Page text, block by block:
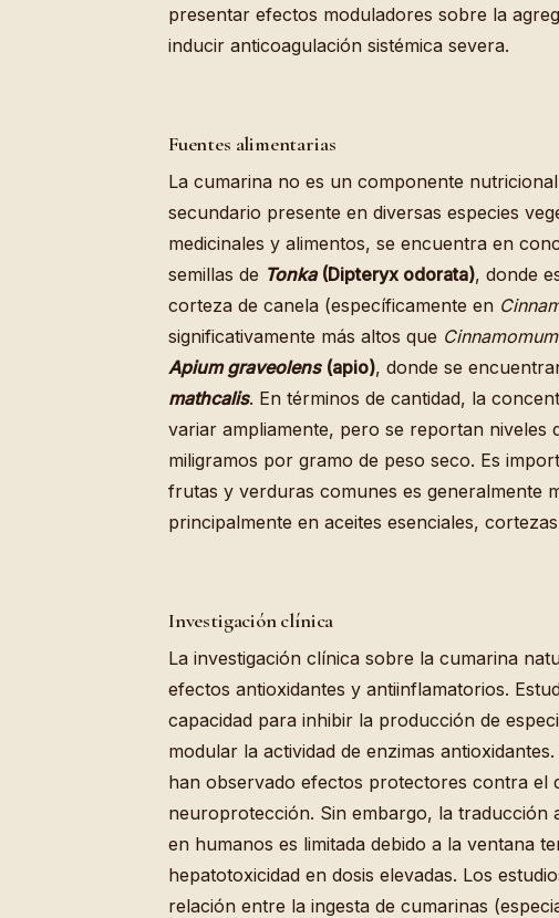
presentar efectos moduladores sobre la
inducir anticoagulación sistémica severa.
Fuentes alimentarias
La cumarina no es un componente
secundario presente en diversas especies
medicinales y alimentos, se encuentra en
semillas de Tonka(Dipteryx odorata), donde
corteza de canela (específicamente en
significativamente más altos que
Apium graveolens(apio), donde se
mathcalis. En términos de cantidad, la
variar ampliamente, pero se reportan niveles
miligramos por gramo de peso seco. Es
frutas y verduras comunes es generalmente
principalmente en aceites esenciales,
Investigación clínica
La investigación clínica sobre la cumarina
efectos antioxidantes y antiinflamatorios.
capacidad para inhibir la producción de
modular la actividad de enzimas
han observado efectos protectores contra el
neuroprotección. Sin embargo, la traducción
en humanos es limitada debido a la ventana
hepatotoxicidad en dosis elevadas. Los
relación entre la ingesta de cumarinas